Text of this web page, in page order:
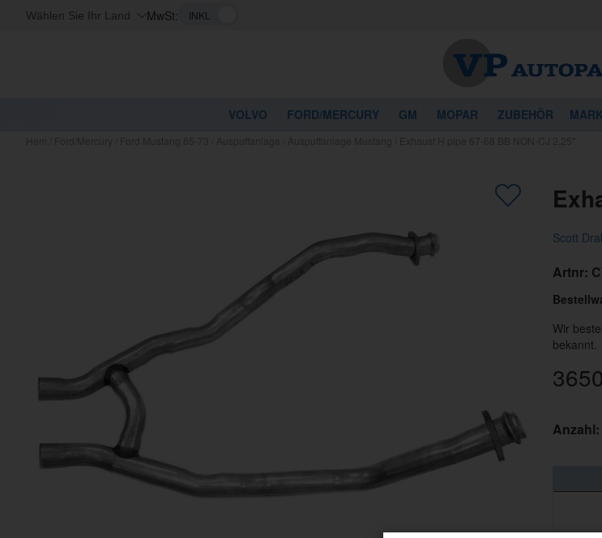
Wählen Sie Ihr Land MwSt:
VOLVO FORD/MERCURY GM MOPAR ZUBEHÖR
Scott
Artnr:
Wir
bekannt.
3650
Anzahl: